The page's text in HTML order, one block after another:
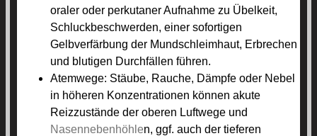
oraler oder perkutaner Aufnahme zu Übelkeit,
Schluckbeschwerden, einer sofortigen
Gelbverfärbung der Mundschleimhaut, Erbrechen
und blutigen Durchfällen führen.
Atemwege: Stäube, Rauche, Dämpfe oder Nebel
in höheren Konzentrationen können akute
Reizzustände der oberen Luftwege und
Nasennebenhöhlen, ggf. auch der tieferen